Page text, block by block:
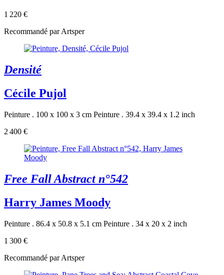
1 220 €
Recommandé par Artsper
Densité
Cécile Pujol
Peinture . 100 x 100 x 3 cm Peinture . 39.4 x 39.4 x 1.2 inch
2 400 €
Free Fall Abstract n°542
Harry James Moody
Peinture . 86.4 x 50.8 x 5.1 cm Peinture . 34 x 20 x 2 inch
1 300 €
Recommandé par Artsper